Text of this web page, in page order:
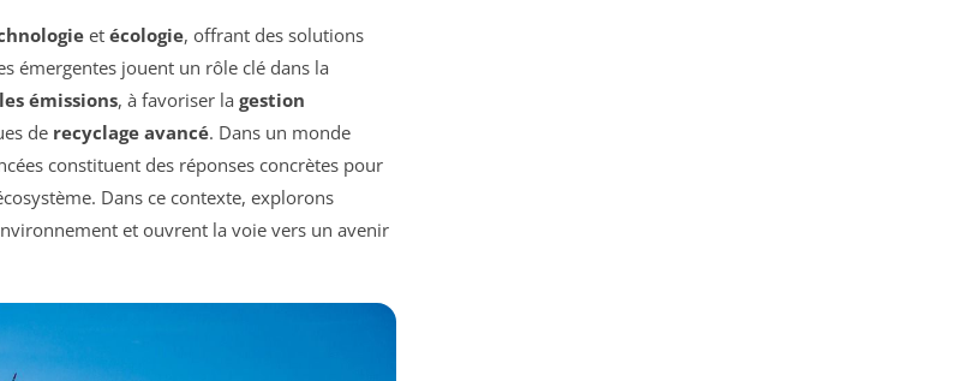
et écologie, offrant des solutions
émergentes jouent un rôle clé dans la
émissions, à favoriser la gestion
de recyclage avancé. Dans un monde
constituent des réponses concrètes pour
Dans ce contexte, explorons
et ouvrent la voie vers un avenir